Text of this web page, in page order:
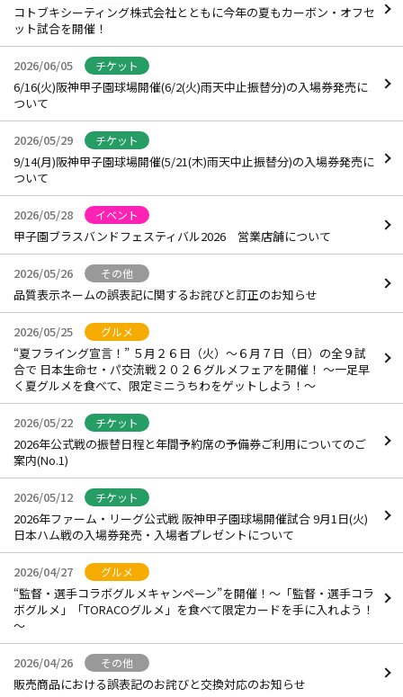
コトブキシーティング株式会社とともに今年の夏もカーボン・オフセ
ット試合を開催！
2026/06/05 チケット
6/16(火)阪神甲子園球場開催(6/2(火)雨天中止振替分)の入場券発売に
ついて
2026/05/29 チケット
9/14(月)阪神甲子園球場開催(5/21(木)雨天中止振替分)の入場券発売に
ついて
2026/05/28 イベント
甲子園ブラスバンドフェスティバル2026 営業店舗について
2026/05/26 その他
品質表示ネームの誤表記に関するお詫びと訂正のお知らせ
2026/05/25 グルメ
“夏フライング宣言！” ５月２６日（火）～６月７日（日）の全９試
合で 日本生命セ・パ交流戦２０２６グルメフェアを開催！ ～一足早
く夏グルメを食べて、限定ミニうちわをゲットしよう！～
2026/05/22 チケット
2026年公式戦の振替日程と年間予約席の予備券ご利用についてのご
案内(No.1)
2026/05/12 チケット
2026年ファーム・リーグ公式戦 阪神甲子園球場開催試合 9月1日(火)
日本ハム戦の入場券発売・入場者プレゼントについて
2026/04/27 グルメ
“監督・選手コラボグルメキャンペーン”を開催！～「監督・選手コラ
ボグルメ」「TORACOグルメ」を食べて限定カードを手に入れよう！
～
2026/04/26 その他
販売商品における誤表記のお詫びと交換対応のお知らせ